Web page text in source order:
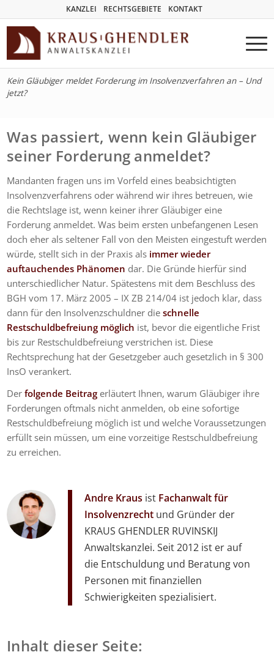
KANZLEI RECHTSGEBIETE KONTAKT
Kein Gläubiger meldet Forderung im Insolvenzverfahren an – Und
jetzt?
Was passiert, wenn kein Gläubiger
seiner Forderung anmeldet?
Mandanten fragen uns im Vorfeld eines beabsichtigten
Insolvenzverfahrens oder während wir ihres betreuen, wie
die Rechtslage ist, wenn keiner ihrer Gläubiger eine
Forderung anmeldet. Was beim ersten unbefangenen Lesen
doch eher als seltener Fall von den Meisten eingestuft werden
würde, stellt sich in der Praxis als immer wieder
auftauchendes Phänomen dar. Die Gründe hierfür sind
unterschiedlicher Natur. Spätestens mit dem Beschluss des
BGH vom 17. März 2005 – IX ZB 214/04 ist jedoch klar, dass
dann für den Insolvenzschuldner die schnelle
Restschuldbefreiung möglich ist, bevor die eigentliche Frist
bis zur Restschuldbefreiung verstrichen ist. Diese
Rechtsprechung hat der Gesetzgeber auch gesetzlich in § 300
InsO verankert.
Derfolgende Beitrag erläutert Ihnen, warum Gläubiger ihre
Forderungen oftmals nicht anmelden, ob eine sofortige
Restschuldbefreiung möglich ist und welche Voraussetzungen
erfüllt sein müssen, um eine vorzeitige Restschuldbefreiung
zu erreichen.
Andre Kraus ist Fachanwalt für
Insolvenzrecht und Gründer der
KRAUS GHENDLER RUVINSKIJ
Anwaltskanzlei. Seit 2012 ist er auf
die Entschuldung und Beratung von
Personen mit finanziellen
Schwierigkeiten spezialisiert.
Inhalt dieser Seite: